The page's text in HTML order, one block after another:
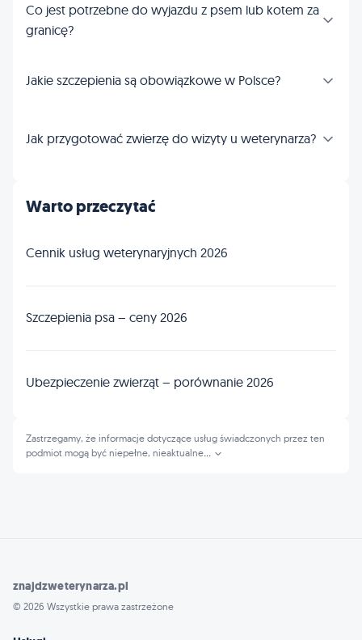
Co jest potrzebne do wyjazdu z psem lub kotem za
granicę?
Jakie szczepienia są obowiązkowe w Polsce?
Jak przygotować zwierzę do wizyty u weterynarza?
Warto przeczytać
Cennik usług weterynaryjnych 2026
Szczepienia psa – ceny 2026
Ubezpieczenie zwierząt – porównanie 2026
Zastrzegamy, że informacje dotyczące usług świadczonych przez ten
podmiot mogą być niepełne, nieaktualne
znajdzweterynarza.pl
© 2026 Wszystkie prawa zastrzeżone